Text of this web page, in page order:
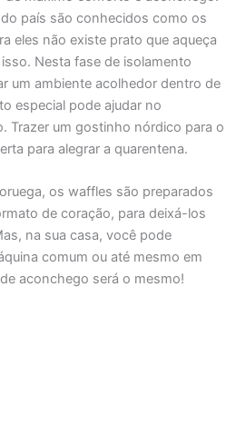
país são conhecidos como os
eles não existe prato que aqueça
Nesta fase de isolamento
um ambiente acolhedor dentro de
especial pode ajudar no
Trazer um gostinho nórdico para o
para alegrar a quarentena.
os waffles são preparados
de coração, para deixá-los
na sua casa, você pode
comum ou até mesmo em
aconchego será o mesmo!